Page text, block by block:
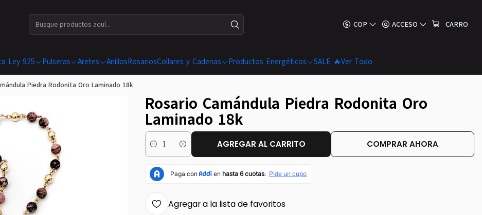
COP ACCESO CARRO
Ley 925 Pulseras Aretes AnillosRosariosCollares y Cadenas Productos Energéticos SALE 🔥Ver Todo
Piedra Rodonita Oro Laminado 18k
Rosario Camándula Piedra Rodonita Oro
Laminado 18k
Cantidad AGREGAR AL CARRITO COMPRAR AHORA
Agregar a la lista de favoritos